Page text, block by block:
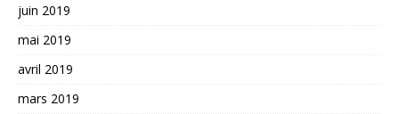
juin 2019
mai 2019
avril 2019
mars 2019